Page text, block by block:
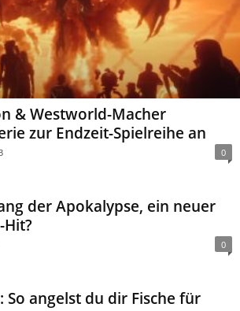
& Westworld-Macher
zur Endzeit-Spielreihe an
0
der Apokalypse, ein neuer
Hit?
0
So angelst du dir Fische für